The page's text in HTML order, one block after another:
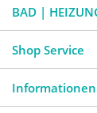
BAD |
Shop Service
Informationen